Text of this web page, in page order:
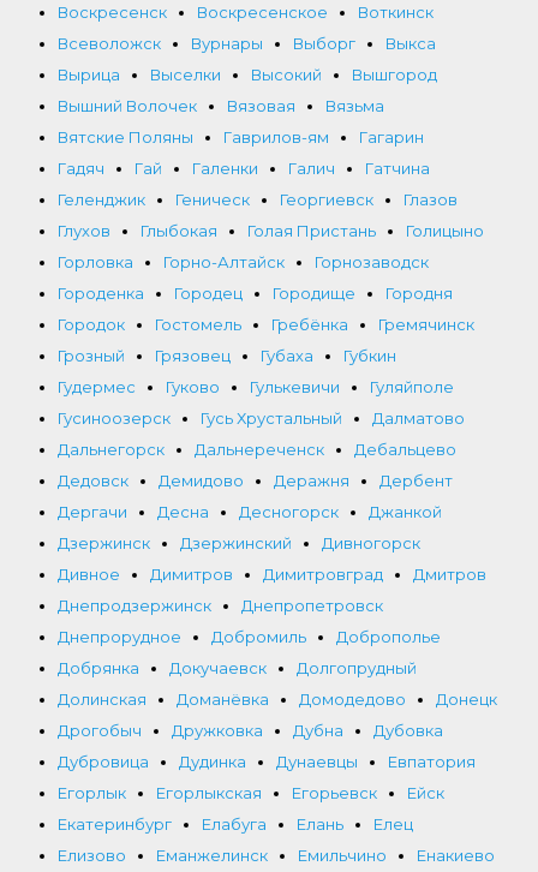
Воскресенск
Воскресенское
Воткинск
Всеволожск
Вурнары Выборг
Выкса
Вырица
Выселки Высокий
Вышгород
Вышний Волочек
Вязовая
Вязьма
Вятские Поляны
Гаврилов-ям
Гагарин
Гадяч
Гай Галенки Галич
Гатчина
Геленджик
Геническ Георгиевск
Глазов
Глухов
Глыбокая Голая Пристань
Голицыно
Горловка
Горно-Алтайск
Горнозаводск
Городенка
Городец Городище
Городня
Городок
Гостомель Гребёнка
Гремячинск
Грозный
Грязовец Губаха
Губкин
Гудермес
Гуково Гулькевичи
Гуляйполе
Гусиноозерск
Гусь Хрустальный
Далматово
Дальнегорск
Дальнереченск
Дебальцево
Дедовск
Демидово Деражня
Дербент
Дергачи
Десна Десногорск
Джанкой
Дзержинск
Дзержинский
Дивногорск
Дивное
Димитров Димитровград
Дмитров
Днепродзержинск
Днепропетровск
Днепрорудное
Добромиль
Доброполье
Добрянка
Докучаевск
Долгопрудный
Долинская
Доманёвка Домодедово
Донецк
Дрогобыч
Дружковка Дубна
Дубовка
Дубровица
Дудинка Дунаевцы
Евпатория
Егорлык
Егорлыкская Егорьевск
Ейск
Екатеринбург
Елабуга Елань
Елец
Елизово
Еманжелинск Емильчино Енакиево